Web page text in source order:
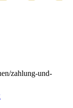
zahlung-und-